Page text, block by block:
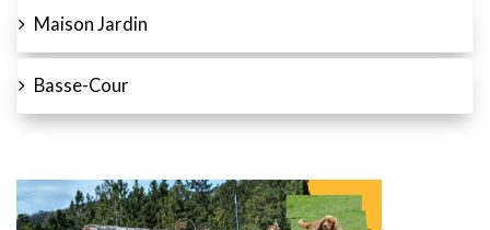
Maison Jardin
Basse-Cour